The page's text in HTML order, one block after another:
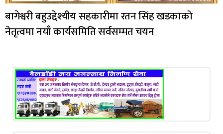
बागेश्वरी बहुउद्देश्यीय सहकारीमा रतन सिंह खडकाको
नेतृत्वमा नयाँ कार्यसमिति सर्वसम्मत चयन